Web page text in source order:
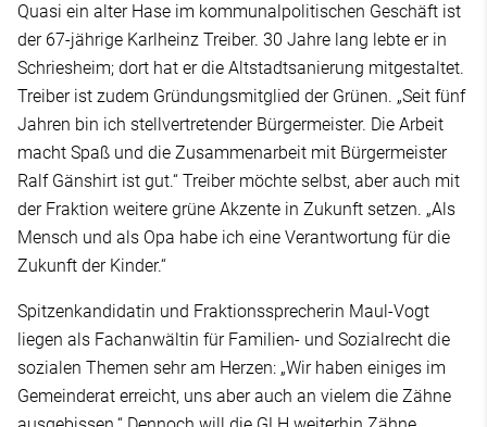
Quasi ein alter Hase im kommunalpolitischen Geschäft ist
der 67-jährige Karlheinz Treiber. 30 Jahre lang lebte er in
Schriesheim; dort hat er die Altstadtsanierung mitgestaltet.
Treiber ist zudem Gründungsmitglied der Grünen. „Seit fünf
Jahren bin ich stellvertretender Bürgermeister. Die Arbeit
macht Spaß und die Zusammenarbeit mit Bürgermeister
Ralf Gänshirt ist gut.“ Treiber möchte selbst, aber auch mit
der Fraktion weitere grüne Akzente in Zukunft setzen. „Als
Mensch und als Opa habe ich eine Verantwortung für die
Zukunft der Kinder.“
Spitzenkandidatin und Fraktionssprecherin Maul-Vogt
liegen als Fachanwältin für Familien- und Sozialrecht die
sozialen Themen sehr am Herzen: „Wir haben einiges im
Gemeinderat erreicht, uns aber auch an vielem die Zähne